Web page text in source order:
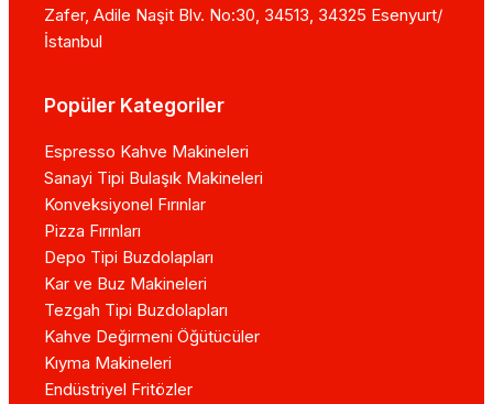
Zafer, Adile Naşit Blv. No:30, 34513, 34325 Esenyurt/
İstanbul
Popüler Kategoriler
Espresso Kahve Makineleri
Sanayi Tipi Bulaşık Makineleri
Konveksiyonel Fırınlar
Pizza Fırınları
Depo Tipi Buzdolapları
Kar ve Buz Makineleri
Tezgah Tipi Buzdolapları
Kahve Değirmeni Öğütücüler
Kıyma Makineleri
Endüstriyel Fritözler